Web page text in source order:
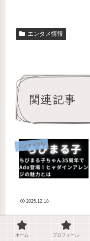
エンタメ情報
関連記事
エンタメ情報
2025.12.18
エンタメ情報
ホーム プロフィール